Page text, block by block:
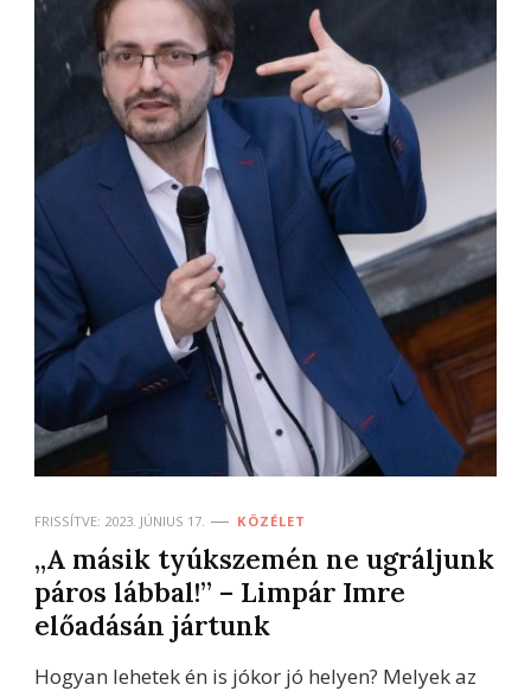
FRISSÍTVE: 2023. JÚNIUS 17. KÖZÉLET
„A másik tyúkszemén ne ugráljunk
páros lábbal!” – Limpár Imre
előadásán jártunk
Hogyan lehetek én is jókor jó helyen? Melyek az